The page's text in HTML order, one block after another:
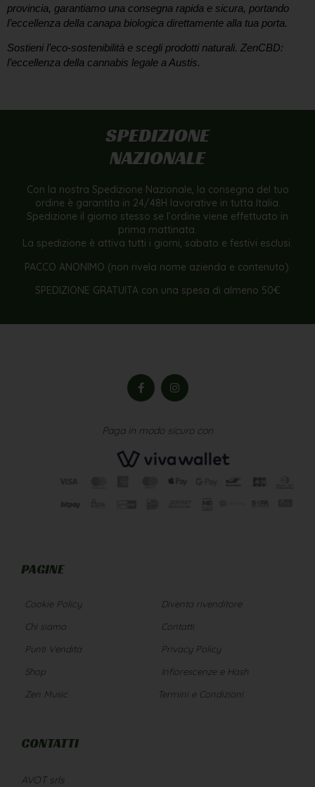
provincia, garantiamo una consegna rapida e sicura, portando
l’eccellenza della canapa biologica direttamente alla tua porta.
Sostieni l’eco-sostenibilità e scegli prodotti naturali. ZenCBD:
l’eccellenza della cannabis legale a Austis.
SPEDIZIONE
NAZIONALE
Con la nostra Spedizione Nazionale, la consegna del tuo
ordine è garantita in 24/48H lavorative in tutta Italia.
Spedizione il giorno stesso se l’ordine viene effettuato in
prima mattinata.
La spedizione è attiva tutti i giorni, sabato e festivi esclusi.
PACCO ANONIMO (non rivela nome azienda e contenuto).
SPEDIZIONE GRATUITA con una spesa di almeno 50€
Paga in modo sicuro con
PAGINE
Cookie Policy
Chi siamo
Punti Vendita
Shop
Zen Music
Diventa rivenditore
Contatti
Privacy Policy
Infiorescenze e Hash
Termini e Condizioni
CONTATTI
AVOT srls